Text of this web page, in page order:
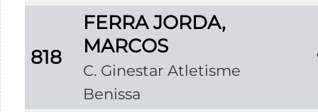
818
FERRA JORDA,
MARCOS
C. Ginestar Atletisme
Benissa